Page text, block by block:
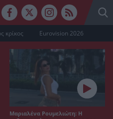
κρίκος Eurovision 2026
Μαριαλένα Ρουμελιώτη: Η